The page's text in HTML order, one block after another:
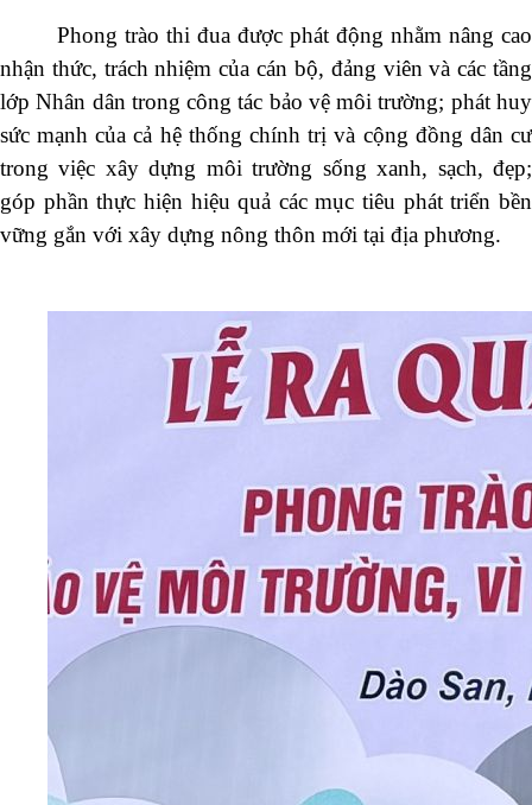
Phong trào thi đua được phát động nhằm nâng cao
nhận thức, trách nhiệm của cán bộ, đảng viên và các tầng
lớp Nhân dân trong công tác bảo vệ môi trường; phát huy
sức mạnh của cả hệ thống chính trị và cộng đồng dân cư
trong việc xây dựng môi trường sống xanh, sạch, đẹp;
góp phần thực hiện hiệu quả các mục tiêu phát triển bền
vững gắn với xây dựng nông thôn mới tại địa phương.